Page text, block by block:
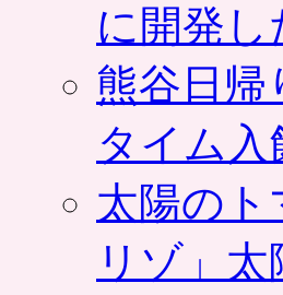
に開発
熊谷日
タイム
太陽の
リゾ」